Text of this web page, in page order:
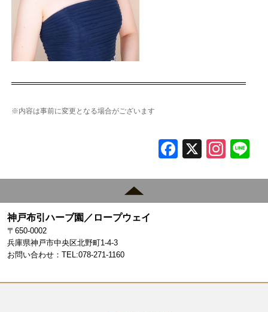
※内容は事前に変更となる場合がございます
F
e
k
X In
gr
神戸布引ハーブ園／ロープウェイ
〒650-0002
兵庫県神戸市中央区北野町1-4-3
お問い合わせ：TEL:078-271-1160